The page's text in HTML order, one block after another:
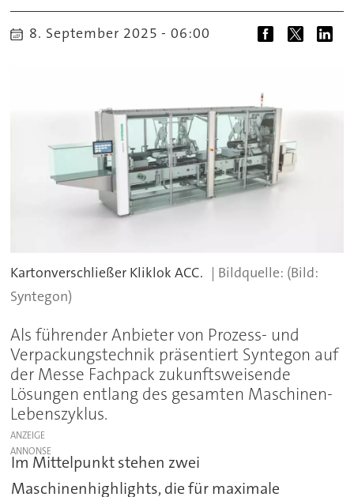
8. September 2025 - 06:00
Kartonverschließer Kliklok ACC.
(Bild:
Syntegon)
Als führender Anbieter von Prozess- und
Verpackungstechnik präsentiert Syntegon auf
der Messe Fachpack zukunftsweisende
Lösungen entlang des gesamten Maschinen-
Lebenszyklus.
ANZEIGE
Im Mittelpunkt stehen zwei
Maschinenhighlights, die für maximale